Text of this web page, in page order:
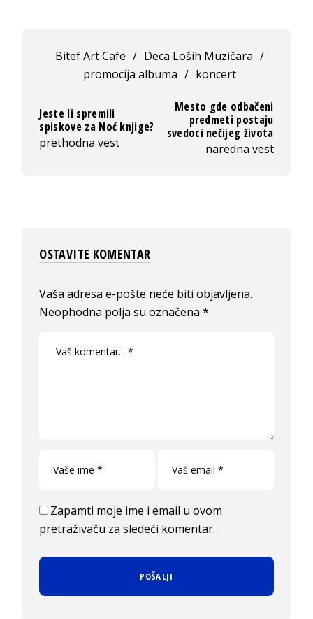
Bitef Art Cafe / Deca Loših Muzičara /
promocija albuma / koncert
Jeste li spremili
spiskove za Noć knjige?
prethodna vest
Mesto gde odbačeni
predmeti postaju
svedoci nečijeg života
naredna vest
OSTAVITE KOMENTAR
Vaša adresa e-pošte neće biti objavljena.
Neophodna polja su označena*
Zapamti moje ime i email u ovom
pretraživaču za sledeći komentar.